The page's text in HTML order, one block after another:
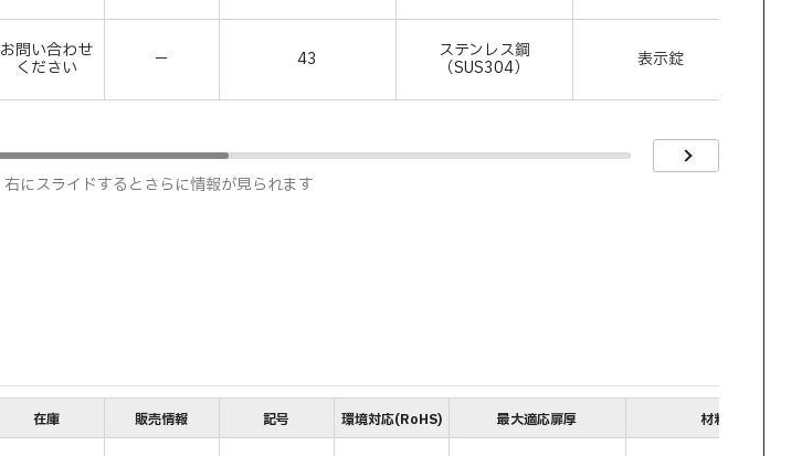
お問い合わせ
ください － 43 ステンレス鋼
（SUS304） 表示錠
右にスライドするとさらに情報が見られます
在庫 販売情報 記号 環境対応(RoHS) 最大適応扉厚 材料